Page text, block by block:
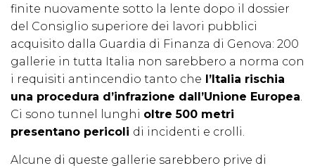
finite nuovamente sotto la lente dopo il dossier
del Consiglio superiore dei lavori pubblici
acquisito dalla Guardia di Finanza di Genova: 200
gallerie in tutta Italia non sarebbero a norma con
i requisiti antincendio tanto che l’Italia rischia
una procedura d’infrazione dall’Unione Europea.
Ci sono tunnel lunghi oltre 500 metri
presentano pericoli di incidenti e crolli.
Alcune di queste gallerie sarebbero prive di